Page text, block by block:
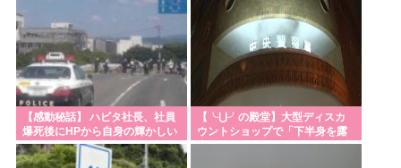
【感動秘話】 ハビタ社長、社員
爆死後にHPから自身の輝かしい
経歴を削除して哀悼の意を表し
ていた！
【╰⋃╯の殿堂】大型ディスカ
ウントショップで「下半身を露
出した男を確保している」 31歳